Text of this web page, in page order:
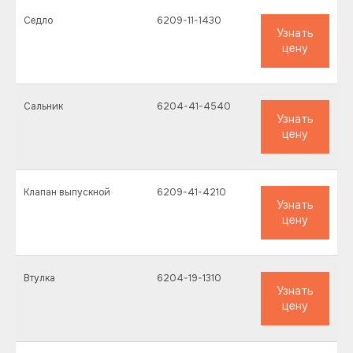
Седло 6209-11-1430
Узнать
цену
Сальник 6204-41-4540
Узнать
цену
Клапан выпускной 6209-41-4210
Узнать
цену
Втулка 6204-19-1310
Узнать
цену